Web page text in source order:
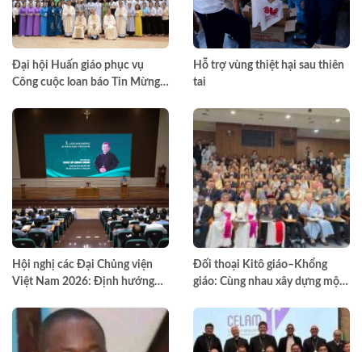
Đại hội Huấn giáo phục vụ
Công cuộc loan báo Tin Mừng
trong hiệp thông, mở ra một
hướng đi mới cho công cuộc
huấn giáo Việt Nam
Hỗ trợ vùng thiệt hại sau thiên
tai
Hội nghị các Đại Chủng viện
Việt Nam 2026: Định hướng
Đối thoại Kitô giáo–Khổng
giáo: Cùng nhau xây dựng một